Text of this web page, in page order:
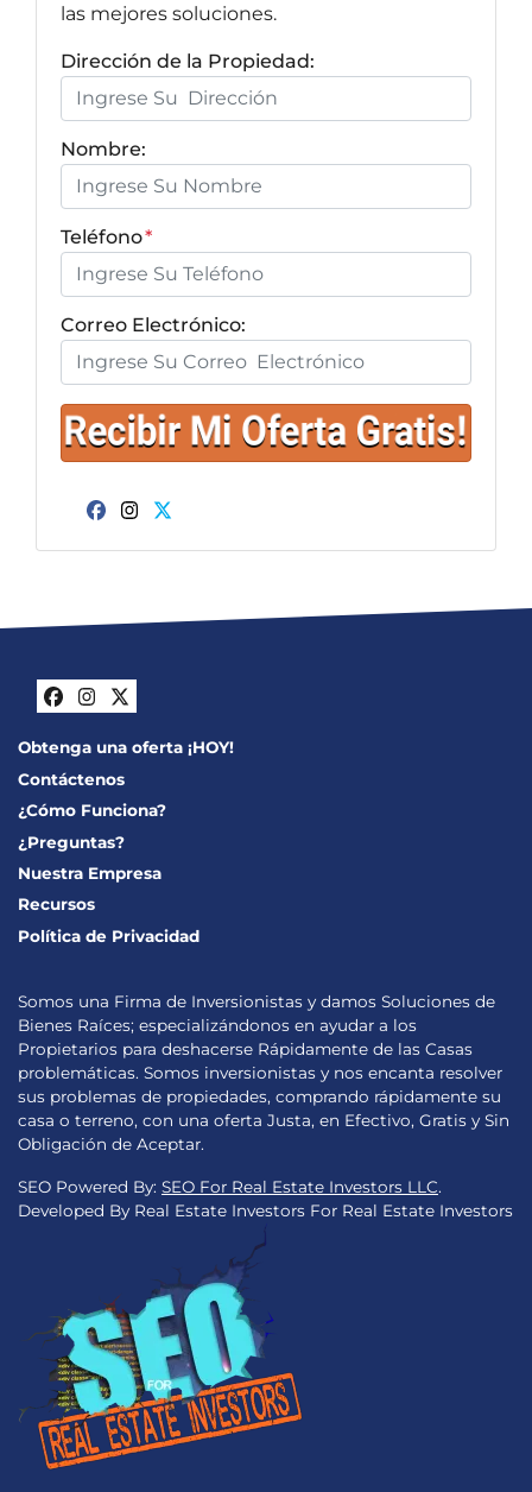
las mejores soluciones.
Dirección de la Propiedad:
Nombre:
Teléfono*
Correo Electrónico:
Facebook
Instagram
Twitter
Facebook
Instagram
Twitter
Obtenga una oferta ¡HOY!
Contáctenos
¿Cómo Funciona?
¿Preguntas?
Nuestra Empresa
Recursos
Política de Privacidad
Somos una Firma de Inversionistas y damos Soluciones de
Bienes Raíces; especializándonos en ayudar a los
Propietarios para deshacerse Rápidamente de las Casas
problemáticas. Somos inversionistas y nos encanta resolver
sus problemas de propiedades, comprando rápidamente su
casa o terreno, con una oferta Justa, en Efectivo, Gratis y Sin
Obligación de Aceptar.
SEO Powered By: SEO For Real Estate Investors LLC.
Developed By Real Estate Investors For Real Estate Investors